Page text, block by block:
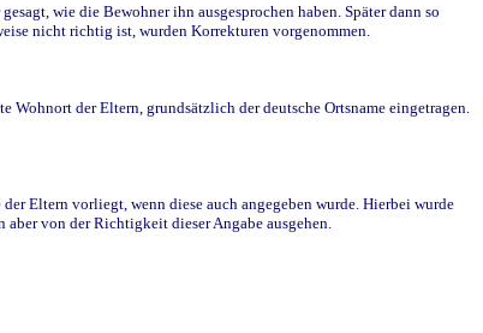
wie die Bewohner ihn ausgesprochen haben. Später dann so
nicht richtig ist, wurden Korrekturen vorgenommen.
der Eltern, grundsätzlich der deutsche Ortsname eingetragen.
Eltern vorliegt, wenn diese auch angegeben wurde. Hierbei wurde
von der Richtigkeit dieser Angabe ausgehen.